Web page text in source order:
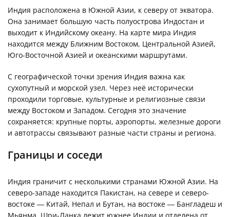
Индия расположена в Южной Азии, к северу от экватора.
Она занимает большую часть полуострова Индостан и
выходит к Индийскому океану. На карте мира Индия
находится между Ближним Востоком, Центральной Азией,
Юго-Восточной Азией и океанскими маршрутами.
С географической точки зрения Индия важна как
сухопутный и морской узел. Через неё исторически
проходили торговые, культурные и религиозные связи
между Востоком и Западом. Сегодня это значение
сохраняется: крупные порты, аэропорты, железные дороги
и автотрассы связывают разные части страны и региона.
Границы и соседи
Индия граничит с несколькими странами Южной Азии. На
северо-западе находится Пакистан, на севере и северо-
востоке — Китай, Непал и Бутан, на востоке — Бангладеш и